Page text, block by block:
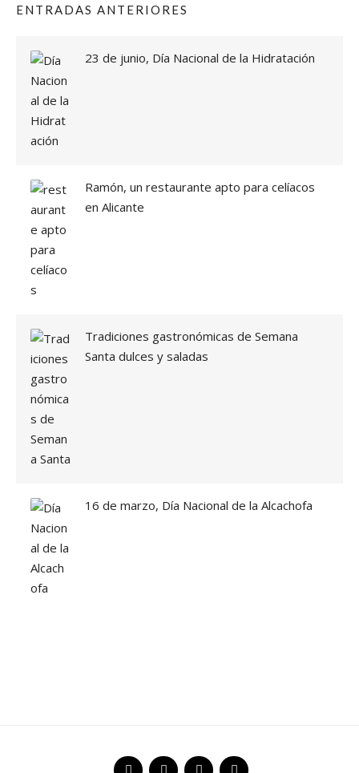
ENTRADAS ANTERIORES
23 de junio, Día Nacional de la Hidratación
Ramón, un restaurante apto para celíacos
en Alicante
Tradiciones gastronómicas de Semana
Santa dulces y saladas
16 de marzo, Día Nacional de la Alcachofa